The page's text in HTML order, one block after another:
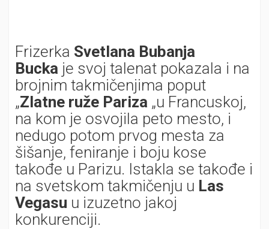
Frizerka Svetlana Bubanja
Bucka je svoj talenat pokazala i na
brojnim takmičenjima poput
„Zlatne ruže Pariza „u Francuskoj,
na kom je osvojila peto mesto, i
nedugo potom prvog mesta za
šišanje, feniranje i boju kose
takođe u Parizu. Istakla se takođe i
na svetskom takmičenju u Las
Vegasu u izuzetno jakoj
konkurenciji.